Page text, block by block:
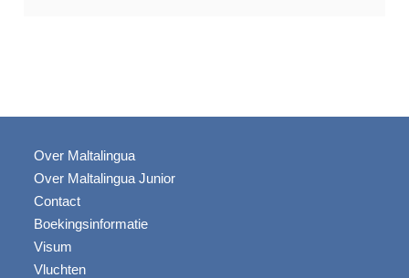
Over Maltalingua
Over Maltalingua Junior
Contact
Boekingsinformatie
Visum
Vluchten